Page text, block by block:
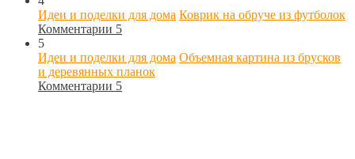
Идеи и поделки для дома Коврик на обруче из футболок
Комментарии 5
5
Идеи и поделки для дома Объемная картина из брусков
и деревянных планок
Комментарии 5